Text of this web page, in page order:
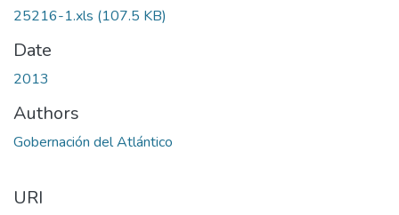
25216-1.xls (107.5 KB)
Date
2013
Authors
Gobernación del Atlántico
URI